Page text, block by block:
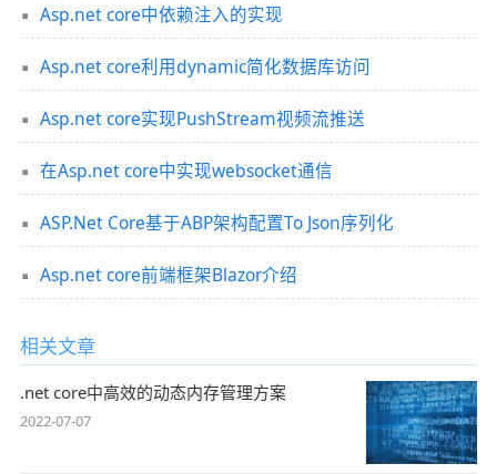
Asp.net core中依赖注入的实现
Asp.net core利用dynamic简化数据库访问
Asp.net core实现PushStream视频流推送
在Asp.net core中实现websocket通信
ASP.Net Core基于ABP架构配置To Json序列化
Asp.net core前端框架Blazor介绍
相关文章
.net core中高效的动态内存管理方案
2022-07-07